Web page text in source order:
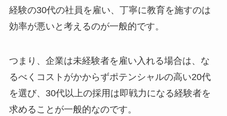
経験の30代の社員を雇い、丁寧に教育を施すのは
効率が悪いと考えるのが一般的です。
つまり、企業は未経験者を雇い入れる場合は、な
るべくコストがかからずポテンシャルの高い20代
を選び、30代以上の採用は即戦力になる経験者を
求めることが一般的なのです。